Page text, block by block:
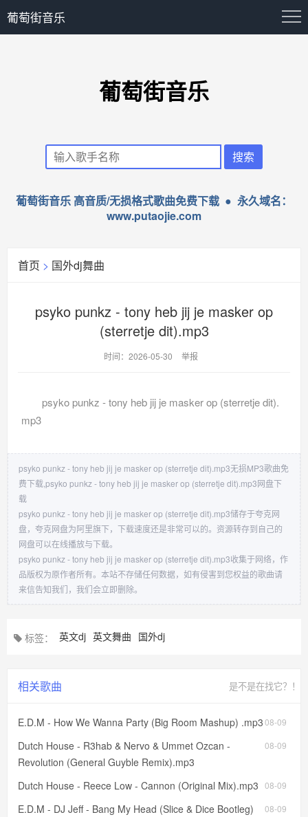
葡萄街音乐
葡萄街音乐
葡萄街音乐 高音质/无损格式歌曲免费下载 ● 永久域名：
www.putaojie.com
首页 > 国外dj舞曲
psyko punkz - tony heb jij je masker op
(sterretje dit).mp3
时间：2026-05-30 举报
psyko punkz - tony heb jij je masker op (sterretje dit).
mp3
psyko punkz - tony heb jij je masker op (sterretje dit).mp3无损MP3歌曲免
费下载,psyko punkz - tony heb jij je masker op (sterretje dit).mp3网盘下
载
psyko punkz - tony heb jij je masker op (sterretje dit).mp3储存于夸克网
盘，夸克网盘为阿里旗下，下载速度还是非常可以的。资源转存到自己的
网盘可以在线播放与下载。
psyko punkz - tony heb jij je masker op (sterretje dit).mp3收集于网络，作
品版权为原作者所有。本站不存储任何数据，如有侵害到您权益的歌曲请
来信告知我们，我们会立即删除。
标签： 英文dj 英文舞曲 国外dj
相关歌曲 是不是在找它？！
08-09
E.D.M - How We Wanna Party (Big Room Mashup) .mp3
08-09
Dutch House - R3hab & Nervo & Ummet Ozcan -
Revolution (General Guyble Remix).mp3
08-09
Dutch House - Reece Low - Cannon (Original Mix).mp3
08-09
E.D.M - DJ Jeff - Bang My Head (Slice & Dice Bootleg)